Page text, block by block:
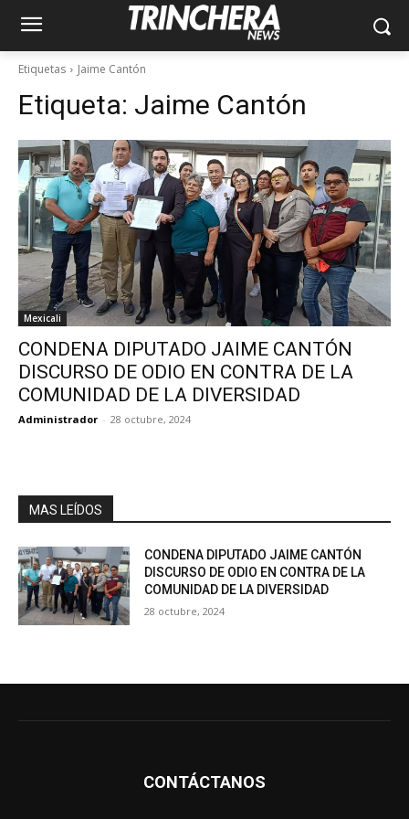
Etiquetas Jaime Cantón
Etiqueta: Jaime Cantón
Mexicali
CONDENA DIPUTADO JAIME CANTÓN
DISCURSO DE ODIO EN CONTRA DE LA
COMUNIDAD DE LA DIVERSIDAD
Administrador - 28 octubre, 2024
MAS LEÍDOS
CONDENA DIPUTADO JAIME CANTÓN
DISCURSO DE ODIO EN CONTRA DE LA
COMUNIDAD DE LA DIVERSIDAD
28 octubre, 2024
CONTÁCTANOS